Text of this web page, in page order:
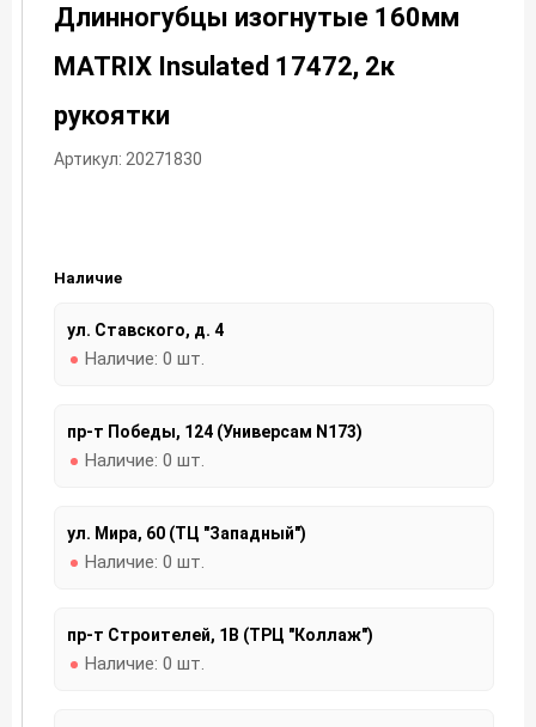
Длинногубцы изогнутые 160мм
MATRIX Insulated 17472, 2к
рукоятки
Артикул: 20271830
Наличие
ул. Ставского, д. 4
Наличие: 0 шт.
пр-т Победы, 124 (Универсам N173)
Наличие: 0 шт.
ул. Мира, 60 (ТЦ "Западный")
Наличие: 0 шт.
пр-т Строителей, 1В (ТРЦ "Коллаж")
Наличие: 0 шт.